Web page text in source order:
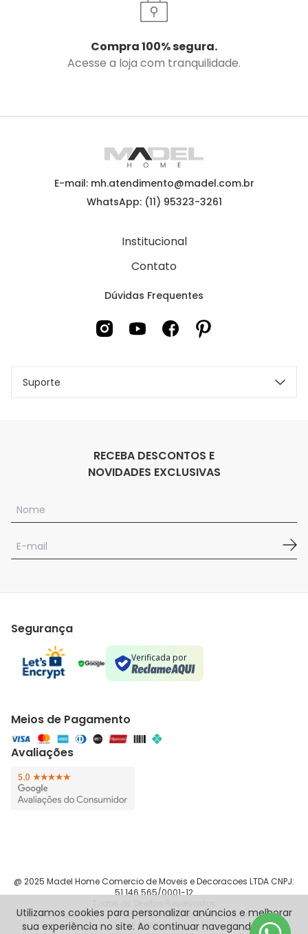
Compra 100% segura.
Acesse a loja com tranquilidade.
E-mail: mh.atendimento@madel.com.br
WhatsApp: (11) 95323-3261
Institucional
Contato
Dúvidas Frequentes
Suporte
RECEBA DESCONTOS E
NOVIDADES EXCLUSIVAS
Segurança
Verificada por
Meios de Pagamento
Avaliações
@ 2025 Madel Home Comercio de Moveis e Decoracoes LTDA CNPJ:
51.146.565/0001-12
Rua Silva Jardim, 187 - Sala 83 Centro São Bernardo do Campo -
SP 09715-090
Utilizamos cookies para personalizar anúncios e melhorar
sua experiência no site. Ao continuar navegando, você